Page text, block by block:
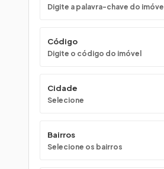
Digite a palavra-chave do imóvel
Código
Digite o código do imóvel
Cidade
Selecione
Bairros
Selecione os bairros